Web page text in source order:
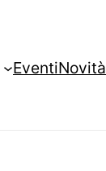
EventiNovità